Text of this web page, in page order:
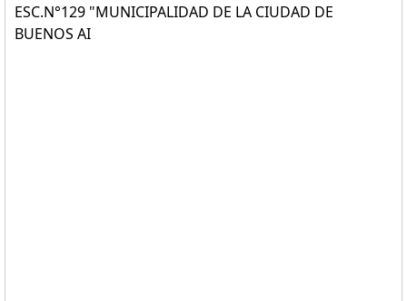
ESC.N°129 "MUNICIPALIDAD DE LA CIUDAD DE
BUENOS AI